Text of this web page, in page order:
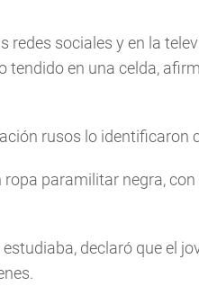
redes sociales y en la
tendido en una celda,
rusos lo identificaron
ropa paramilitar negra,
declaró que el